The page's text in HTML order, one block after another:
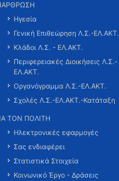
Ηγεσία
Γενική Επιθεώρηση Λ.Σ.-ΕΛ.ΑΚΤ.
Κλάδοι Λ.Σ. - ΕΛ.ΑΚΤ.
Περιφερειακές Διοικήσεις Λ.Σ.-
ΕΛ.ΑΚΤ.
Οργανόγραμμα Λ.Σ.-ΕΛ.ΑΚΤ.
Σχολές Λ.Σ.-ΕΛ.ΑΚΤ.-Κατάταξη
ΤΟΝ ΠΟΛΙΤΗ
Ηλεκτρονικές εφαρμογές
Σας ενδιαφέρει
Στατιστικά Στοιχεία
Κοινωνικό Έργο - Δράσεις